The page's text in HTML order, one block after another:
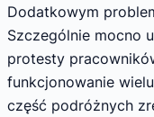
Dodatkowym
Szczególnie mocno
protesty
funkcjonowanie
część podróżnych